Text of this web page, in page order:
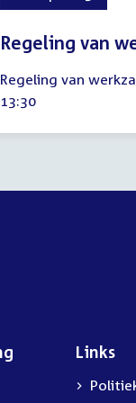
Regeling van
september
2023
Regeling van
Tijd
13:30
Links